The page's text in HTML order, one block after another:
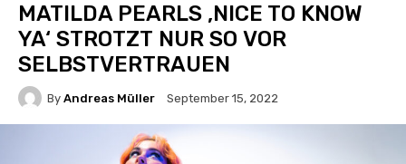
MATILDA PEARLS ‚NICE TO KNOW
YA‘ STROTZT NUR SO VOR
SELBSTVERTRAUEN
By Andreas Müller September 15, 2022